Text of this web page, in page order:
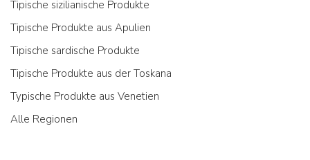
Tipische sizilianische Produkte
Tipische Produkte aus Apulien
Tipische sardische Produkte
Tipische Produkte aus der Toskana
Typische Produkte aus Venetien
Alle Regionen